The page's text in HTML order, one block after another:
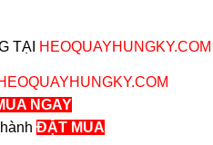
TẠI HEOQUAYHUNGKY.COM
NGAY
ĐẶT MUA